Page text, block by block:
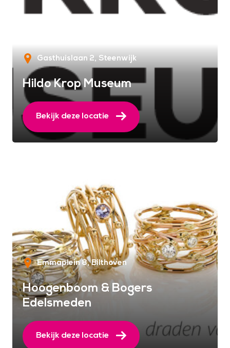
Gasthuislaan 2 Steenwijk
Hildo Krop Museum
Bekijk deze locatie
Emmaplein 8 Bilthoven
Hoogenboom & Bogers
Edelsmeden
Bekijk deze locatie